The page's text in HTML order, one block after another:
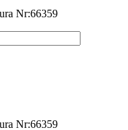
Nr:66359
Nr:66359